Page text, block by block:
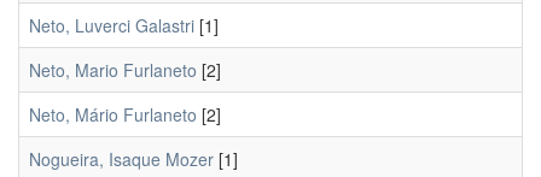
Neto, Luverci Galastri [1]
Neto, Mario Furlaneto [2]
Neto, Mário Furlaneto [2]
Nogueira, Isaque Mozer [1]